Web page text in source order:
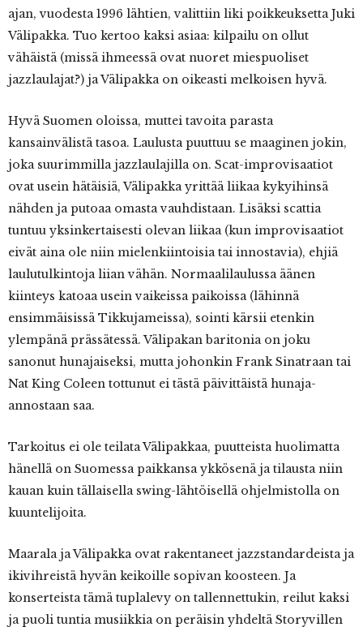
ajan, vuodesta 1996 lähtien, valittiin liki poikkeuksetta Juki
Välipakka. Tuo kertoo kaksi asiaa: kilpailu on ollut
vähäistä (missä ihmeessä ovat nuoret miespuoliset
jazzlaulajat?) ja Välipakka on oikeasti melkoisen hyvä.
Hyvä Suomen oloissa, muttei tavoita parasta
kansainvälistä tasoa. Laulusta puuttuu se maaginen jokin,
joka suurimmilla jazzlaulajilla on. Scat-improvisaatiot
ovat usein hätäisiä, Välipakka yrittää liikaa kykyihinsä
nähden ja putoaa omasta vauhdistaan. Lisäksi scattia
tuntuu yksinkertaisesti olevan liikaa (kun improvisaatiot
eivät aina ole niin mielenkiintoisia tai innostavia), ehjiä
laulutulkintoja liian vähän. Normaalilaulussa äänen
kiinteys katoaa usein vaikeissa paikoissa (lähinnä
ensimmäisissä Tikkujameissa), sointi kärsii etenkin
ylempänä prässätessä. Välipakan baritonia on joku
sanonut hunajaiseksi, mutta johonkin Frank Sinatraan tai
Nat King Coleen tottunut ei tästä päivittäistä hunaja-
annostaan saa.
Tarkoitus ei ole teilata Välipakkaa, puutteista huolimatta
hänellä on Suomessa paikkansa ykkösenä ja tilausta niin
kauan kuin tällaisella swing-lähtöisellä ohjelmistolla on
kuuntelijoita.
Maarala ja Välipakka ovat rakentaneet jazzstandardeista ja
ikivihreistä hyvän keikoille sopivan koosteen. Ja
konserteista tämä tuplalevy on tallennettukin, reilut kaksi
ja puoli tuntia musiikkia on peräisin yhdeltä Storyvillen